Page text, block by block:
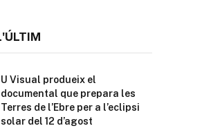
U Visual produeix el
documental que prepara les
Terres de l’Ebre per a l’eclipsi
solar del 12 d’agost